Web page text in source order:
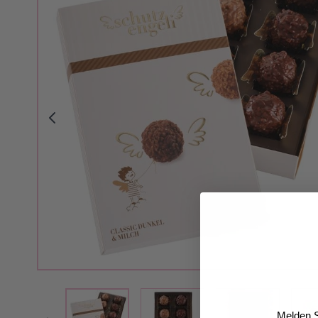
View larger imageView larger image
Melden